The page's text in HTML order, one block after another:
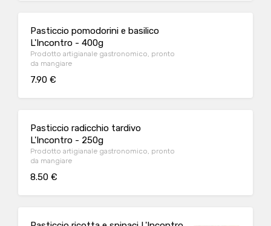
Pasticcio pomodorini e basilico
L'Incontro - 400g
Prodotto artigianale gastronomico, pronto
da mangiare
7.90 €
Pasticcio radicchio tardivo
L'Incontro - 250g
Prodotto artigianale gastronomico, pronto
da mangiare
8.50 €